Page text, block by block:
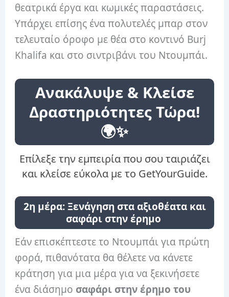
θεατρικά έργα και κωμικές παραστάσεις.
Υπάρχει επίσης ένα πολυτελές μπαρ στον
τελευταίο όροφο με θέα στο κοντινό Burj
Khalifa και στο σιντριβάνι του Ντουμπάι.
Ανακάλυψε & Κλείσε
Δραστηριότητες Τώρα!
🌍✨
Επίλεξε την εμπειρία που σου ταιριάζει
και κλείσε εύκολα με το GetYourGuide.
2η μέρα: Ξενάγηση στα αξιοθέατα και
σαφάρι στην έρημο
Εάν επισκέπτεστε το Ντουμπάι για πρώτη
φορά, πιθανότατα θα θέλετε να κάνετε
κράτηση για μια μέρα για να ξεκινήσετε
ένα διάσημο σαφάρι στην έρημο του